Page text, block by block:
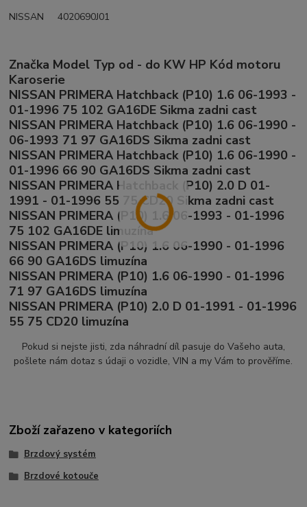
NISSAN 4020690J01
Značka Model Typ od - do KW HP Kód motoru
Karoserie
NISSAN PRIMERA Hatchback (P10) 1.6 06-1993 -
01-1996 75 102 GA16DE Sikma zadni cast
NISSAN PRIMERA Hatchback (P10) 1.6 06-1990 -
06-1993 71 97 GA16DS Sikma zadni cast
NISSAN PRIMERA Hatchback (P10) 1.6 06-1990 -
01-1996 66 90 GA16DS Sikma zadni cast
NISSAN PRIMERA Hatchback (P10) 2.0 D 01-
1991 - 01-1996 55 75 CD20 Sikma zadni cast
NISSAN PRIMERA (P10) 1.6 06-1993 - 01-1996
75 102 GA16DE limuzína
NISSAN PRIMERA (P10) 1.6 06-1990 - 01-1996
66 90 GA16DS limuzína
NISSAN PRIMERA (P10) 1.6 06-1990 - 01-1996
71 97 GA16DS limuzína
NISSAN PRIMERA (P10) 2.0 D 01-1991 - 01-1996
55 75 CD20 limuzína
Pokud si nejste jisti, zda náhradní díl pasuje do Vašeho auta,
pošlete nám dotaz s údaji o vozidle, VIN a my Vám to prověříme.
Zboží zařazeno v kategoriích
Brzdový systém
Brzdové kotouče